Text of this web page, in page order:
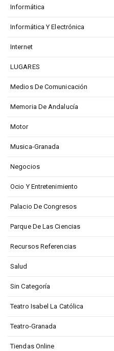
Informática
Informática Y Electrónica
Internet
LUGARES
Medios De Comunicación
Memoria De Andalucía
Motor
Musica-Granada
Negocios
Ocio Y Entretenimiento
Palacio De Congresos
Parque De Las Ciencias
Recursos Referencias
Salud
Sin Categoría
Teatro Isabel La Católica
Teatro-Granada
Tiendas Online